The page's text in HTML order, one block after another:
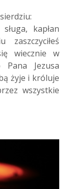
kapłan
wiecznie w
Pana Jezusa
żyje i króluje
wszystkie